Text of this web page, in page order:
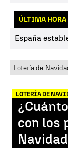
ÚLTIMA HORA
España
Lotería de
LOTERÍA DE
con los